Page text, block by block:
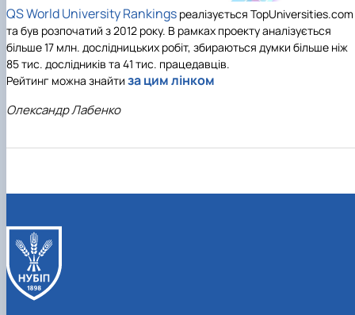
QS World University Rankings реалізується TopUniversities.com
та був розпочатий з 2012 року. В рамках проекту аналізується
більше 17 млн. дослідницьких робіт, збираються думки більше ніж
85 тис. дослідників та 41 тис. працедавців.
Рейтинг можна знайти за цим лінком
Олександр Лабенко